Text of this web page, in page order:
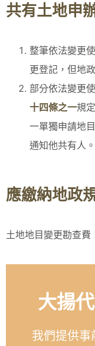
共有土地申
整筆依法變更
更登記，但地
部分依法變更
十四條之一規
一單獨申請地
通知他共有人。
應繳納地政
土地地目變更勘查費
大揚
我們提供事